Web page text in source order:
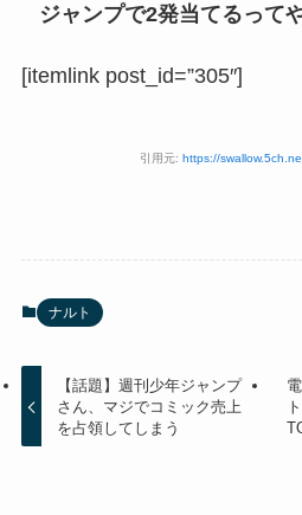
ジャンプで2発当てるって
[itemlink post_id=”305″]
引用元: https://
ナルト
【話題】週刊少年ジャンプ
さん、マジでコミック売上
を占領してしまう